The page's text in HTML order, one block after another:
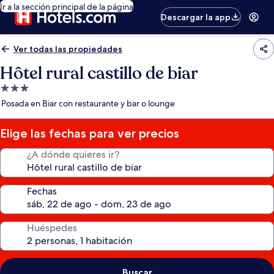
Ir a la sección principal de la página
Descargar la app
Ver todas las propiedades
Hôtel rural castillo de biar
Propiedad
de
estrellas
Posada en Biar con restaurante y bar o lounge
Elige las fechas para ver precios
¿A dónde quieres ir?
Fechas
Huéspedes